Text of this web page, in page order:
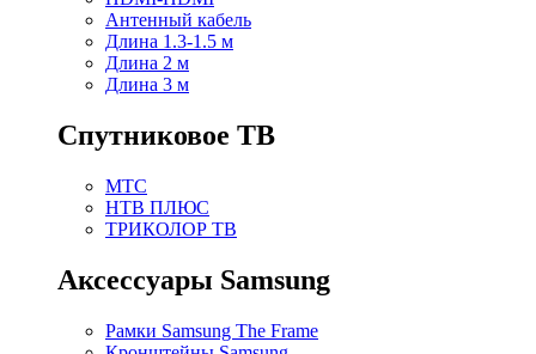
Антенный кабель
Длина 1.3-1.5 м
Длина 2 м
Длина 3 м
Спутниковое ТВ
МТС
НТВ ПЛЮС
ТРИКОЛОР ТВ
Аксессуары Samsung
Рамки Samsung The Frame